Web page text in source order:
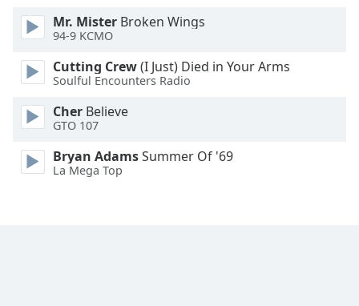
Reset
Close
Modal
End
window.
Mr. Mister Broken Wings
94-9 KCMO
Cutting Crew(I Just) Died in Your Arms
Soulful Encounters Radio
Cher Believe
GTO 107
Bryan AdamsSummer Of '69
La Mega Top